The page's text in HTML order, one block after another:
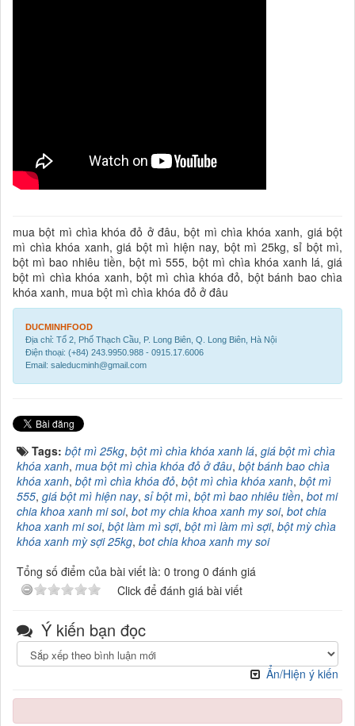
mua bột mì chìa khóa đỏ ở đâu, bột mì chìa khóa xanh, giá bột
mì chìa khóa xanh, giá bột mì hiện nay, bột mì 25kg, sỉ bột mì,
bột mì bao nhiêu tiền, bột mì 555, bột mì chìa khóa xanh lá, giá
bột mì chìa khóa xanh, bột mì chìa khóa đỏ, bột bánh bao chìa
khóa xanh, mua bột mì chìa khóa đỏ ở đâu
DUCMINHFOOD
Địa chỉ: Tổ 2, Phố Thạch Cầu, P. Long Biên, Q. Long Biên, Hà Nội
Điện thoại: (+84) 243.9950.988 - 0915.17.6006
Email: saleducminh@gmail.com
Tags: bột mì 25kg, bột mì chìa khóa xanh lá, giá bột mì chìa
khóa xanh, mua bột mì chìa khóa đỏ ở đâu, bột bánh bao chìa
khóa xanh, bột mì chìa khóa đỏ, bột mì chìa khóa xanh, bột mì
555, giá bột mì hiện nay, sỉ bột mì, bột mì bao nhiêu tiền, bot mi
chia khoa xanh mi soi, bot my chia khoa xanh my soi, bot chia
khoa xanh mi soi, bột làm mì sợi, bột mì làm mì sợi, bột mỳ chìa
khóa xanh mỳ sợi 25kg, bot chia khoa xanh my soi
Tổng số điểm của bài viết là: 0 trong 0 đánh giá
Click để đánh giá bài viết
Ý kiến bạn đọc
Ẩn/Hiện ý kiến